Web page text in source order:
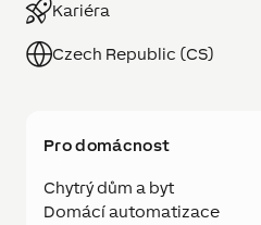
Kariéra
Czech Republic (CS)
Pro domácnost
Chytrý dům a byt
Domácí automatizace